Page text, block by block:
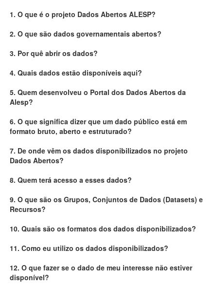
Administração
Legislação
Perguntas frequentes
Contato
1. O que é o projeto Dados Abertos ALESP?
2. O que são dados governamentais abertos?
3. Por quê abrir os dados?
4. Quais dados estão disponíveis aqui?
5. Quem desenvolveu o Portal dos Dados Abertos da
Alesp?
6. O que significa dizer que um dado público está em
formato bruto, aberto e estruturado?
7. De onde vêm os dados disponibilizados no projeto
Dados Abertos?
8. Quem terá acesso a esses dados?
9. O que são os Grupos, Conjuntos de Dados (Datasets) e
Recursos?
10. Quais são os formatos dos dados disponibilizados?
11. Como eu utilizo os dados disponibilizados?
12. O que fazer se o dado de meu interesse não estiver
disponível?